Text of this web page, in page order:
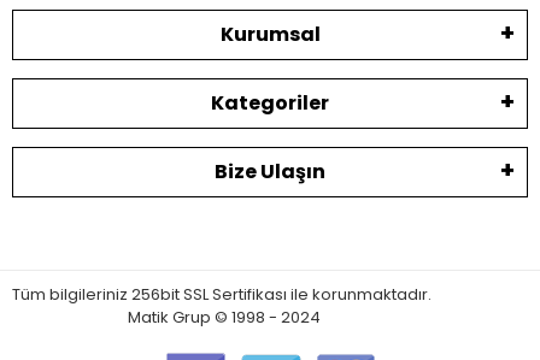
Kurumsal
Kategoriler
Bize Ulaşın
Tüm bilgileriniz 256bit SSL Sertifikası ile korunmaktadır.
Matik Grup © 1998 - 2024